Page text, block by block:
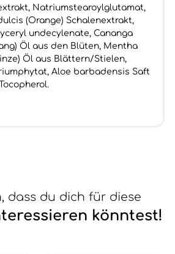
Natriumstearoylglutamat,
(Orange) Schalenextrakt,
undecylenate, Cananga
Öl aus den Blüten, Mentha
Öl aus Blättern/Stielen,
Aloe barbadensis Saft
dass du dich für diese
könntest!